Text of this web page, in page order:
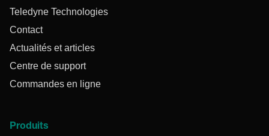
Teledyne Technologies
Contact
Actualités et articles
Centre de support
Commandes en ligne
Produits